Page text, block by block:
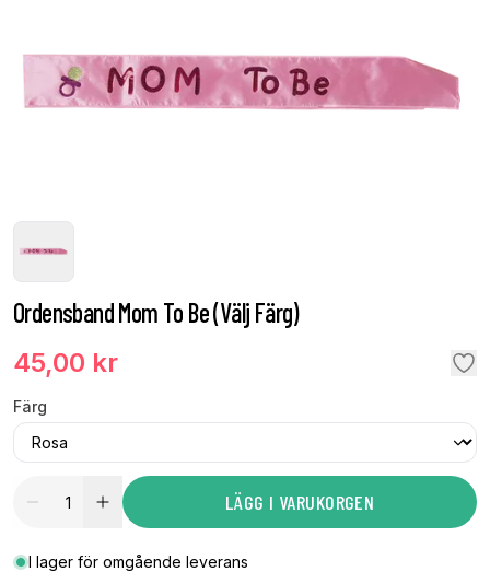
Ordensband Mom To Be (Välj Färg)
45,00 kr
Färg
LÄGG I VARUKORGEN
I lager för omgående leverans